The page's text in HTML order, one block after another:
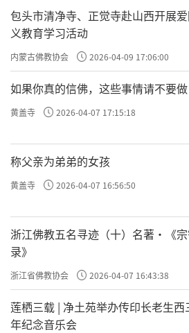
包头市清净寺、正觉寺赴山西开展
义教育学习活动
内蒙古佛教协会 2026-04-09 17:06:00
如果你真的信佛，这些事情请不要做
黄盖寺 2026-04-07 17:15:18
称父亲为弟弟的女孩
黄盖寺 2026-04-07 16:56:50
浙江佛教五名寻迹（十）名著·《
录》
浙江省佛教协会 2026-04-07 16:43:38
莲栖三载 | 净土苑举办传印长老生西
年纪念音乐会